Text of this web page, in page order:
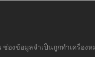
ช่องข้อมูลจำเป็นถูกทำเครื่องห